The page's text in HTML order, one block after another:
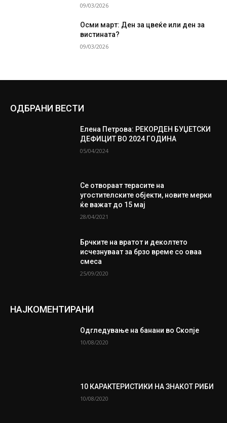
09/03/2026
Осми март: Ден за цвеќе или ден за
вистината?
09/03/2026
ОДБРАНИ ВЕСТИ
Елена Петрова: РЕКОРДЕН БУЏЕТСКИ
ДЕФИЦИТ ВО 2024 ГОДИНА
05/04/2024
Се отвораат терасите на
угостителските објекти, новите мерки
ќе важат до 15 мај
28/04/2021
Брчките на вратот и деколтето
исчезнуваат за брзо време со оваа
смеса
25/09/2020
НАЈКОМЕНТИРАНИ
Одгледување на банани во Скопје
10/08/2020
10 КАРАКТЕРИСТИКИ НА ЗНАКОТ РИБИ
10/08/2020